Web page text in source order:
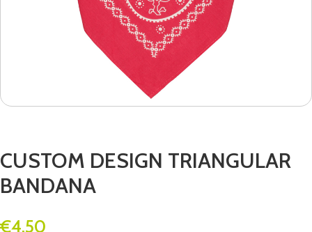
CUSTOM DESIGN TRIANGULAR
BANDANA
€4.50